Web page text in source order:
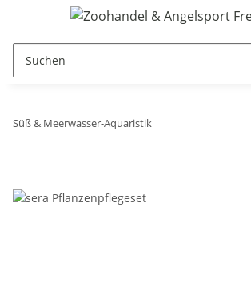
Süß & Meerwasser-Aquaristik